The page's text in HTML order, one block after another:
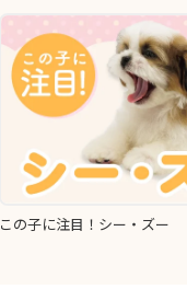
この子に注目！シー・ズー